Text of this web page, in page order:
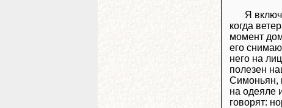
Я
когда
момент
его
него на
полезен
Симоньян,
на одеяле
говорят: